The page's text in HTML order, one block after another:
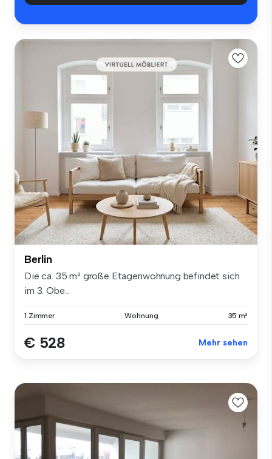
Berlin
Die ca. 35 m² große Etagenwohnung befindet sich
im 3. Obe...
1 Zimmer Wohnung 35 m²
€ 528 Mehr sehen